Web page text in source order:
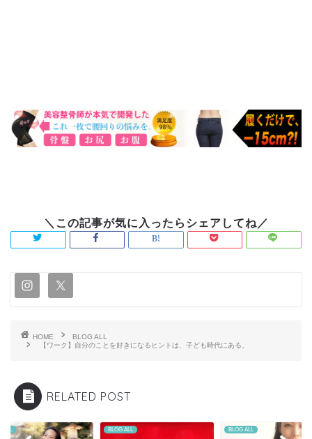
HOME
BLOG ALL
【ワーク】自分のことを好きになるヒントは、子ども時代にある。
RELATED POST
ALL BLOG ALL BLOG ALL